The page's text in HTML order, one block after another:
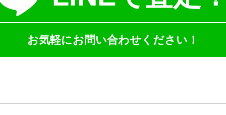
お気軽にお問い合わせください！